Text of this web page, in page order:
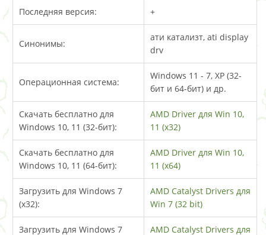
Последняя версия: +
Синонимы:
ати катализт, ati display
drv
Операционная система:
Windows 11 - 7, XP (32-
бит и 64-бит) и др.
Скачать бесплатно для
Windows 10, 11 (32-бит):
AMD Driver для Win 10,
11 (x32)
Скачать бесплатно для
Windows 10, 11 (64-бит):
AMD Driver для Win 10,
11 (x64)
Загрузить для Windows 7
(x32):
AMD Catalyst Drivers для
Win 7 (32 bit)
Загрузить для Windows 7
AMD Catalyst Drivers для